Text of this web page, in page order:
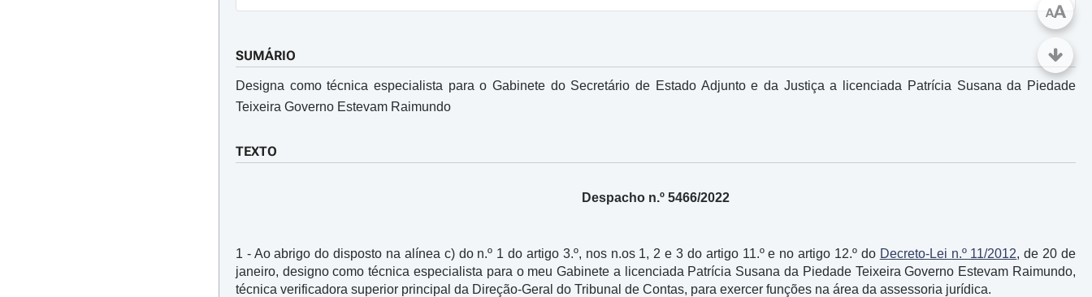
SUMÁRIO
Designa como técnica especialista para o Gabinete do Secretário de Estado Adjunto e da Justiça a licenciada Patrícia Susana da Piedade
Teixeira Governo Estevam Raimundo
TEXTO
Despacho n.º 5466/2022
1 - Ao abrigo do disposto na alínea c) do n.º 1 do artigo 3.º, nos n.os 1, 2 e 3 do artigo 11.º e no artigo 12.º do Decreto-Lei n.º 11/2012, de 20 de
janeiro, designo como técnica especialista para o meu Gabinete a licenciada Patrícia Susana da Piedade Teixeira Governo Estevam Raimundo,
técnica verificadora superior principal da Direção-Geral do Tribunal de Contas, para exercer funções na área da assessoria jurídica.
AA